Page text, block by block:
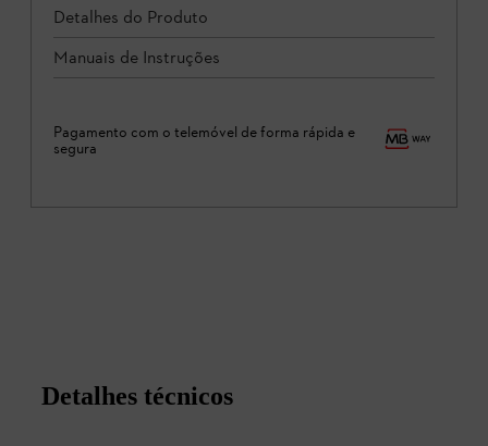
Detalhes do Produto
Manuais de Instruções
Pagamento com o telemóvel de forma rápida e
segura
Detalhes técnicos